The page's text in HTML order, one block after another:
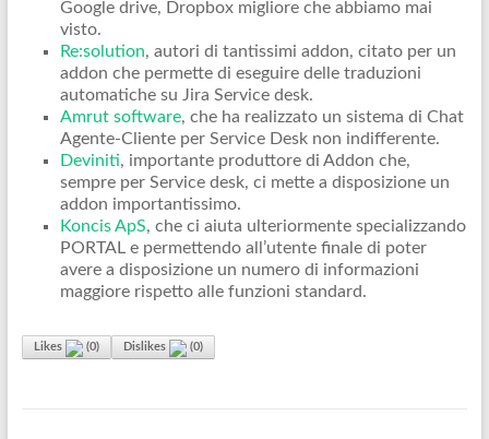
Google drive, Dropbox migliore che abbiamo mai
visto.
Re:solution, autori di tantissimi addon, citato per un
addon che permette di eseguire delle traduzioni
automatiche su Jira Service desk.
Amrut software, che ha realizzato un sistema di Chat
Agente-Cliente per Service Desk non indifferente.
Deviniti, importante produttore di Addon che,
sempre per Service desk, ci mette a disposizione un
addon importantissimo.
Koncis ApS, che ci aiuta ulteriormente specializzando
PORTAL e permettendo all’utente finale di poter
avere a disposizione un numero di informazioni
maggiore rispetto alle funzioni standard.
Likes (0) Dislikes (0)